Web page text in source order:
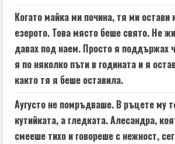
Когато майка ми почина, тя ми
езерото. Това място беше свято. Не
давах под наем. Просто я поддържах
я по няколко пъти в годината и я
както тя я беше оставила.
Аугусто не помръдваше. В ръцете му
кутийката, а гледката. Алесандра,
смееше тихо и говореше с нежност,